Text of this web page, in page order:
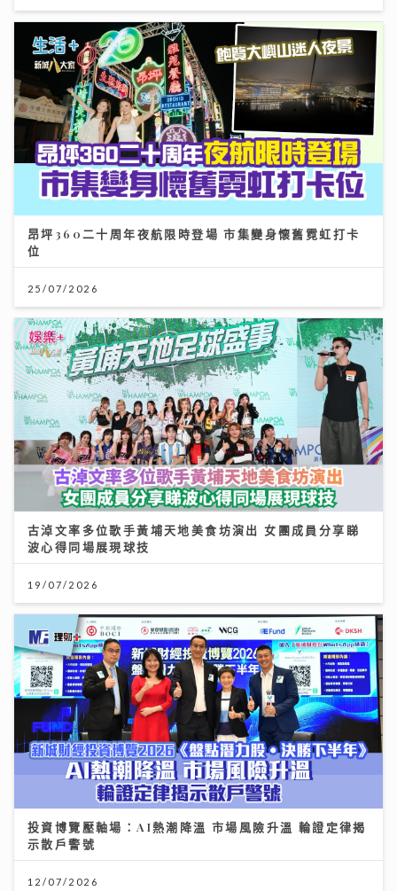
昂坪360二十周年夜航限時登場 市集變身懷舊霓虹打卡
位
25/07/2026
古淖文率多位歌手黃埔天地美食坊演出 女團成員分享睇
波心得同場展現球技
19/07/2026
投資博覽壓軸場：AI熱潮降溫 市場風險升溫 輪證定律揭
示散戶警號
12/07/2026